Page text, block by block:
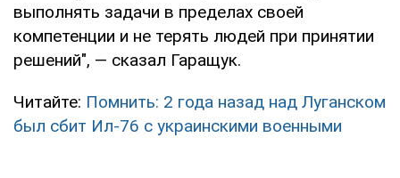
выполнять задачи в пределах своей
компетенции и не терять людей при принятии
решений", — сказал Гаращук.
Читайте: Помнить: 2 года назад над Луганском
был сбит Ил-76 с украинскими военными